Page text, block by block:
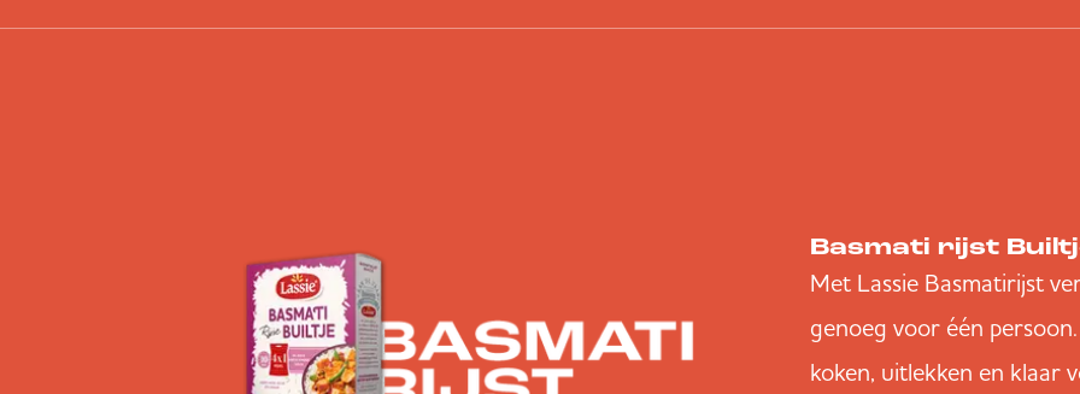
Basmati rijst
Met Lassie Basmatirijst
genoeg voor één
koken, uitlekken en klaar